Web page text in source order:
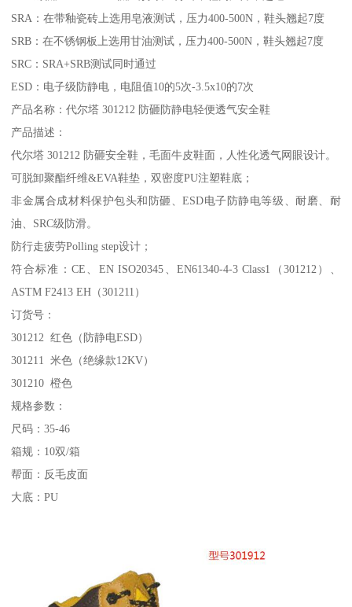
SRA：在带釉瓷砖上选用皂液测试，压力400-500N，鞋头翘起7度
SRB：在不锈钢板上选用甘油测试，压力400-500N，鞋头翘起7度
SRC：SRA+SRB测试同时通过
ESD：电子级防静电，电阻值10的5次-3.5x10的7次
产品名称：代尔塔 301212 防砸防静电轻便透气安全鞋
产品描述：
代尔塔 301212 防砸安全鞋，毛面牛皮鞋面，人性化透气网眼设计。
可脱卸聚酯纤维&EVA鞋垫，双密度PU注塑鞋底；
非金属合成材料保护包头和防砸、ESD电子防静电等级、耐磨、耐
油、SRC级防滑。
防行走疲劳Polling step设计；
符合标准：CE、EN ISO20345、EN61340-4-3 Class1（301212）、
ASTM F2413 EH（301211）
订货号：
301212 红色（防静电ESD）
301211 米色（绝缘款12KV）
301210 橙色
规格参数：
尺码：35-46
箱规：10双/箱
帮面：反毛皮面
大底：PU